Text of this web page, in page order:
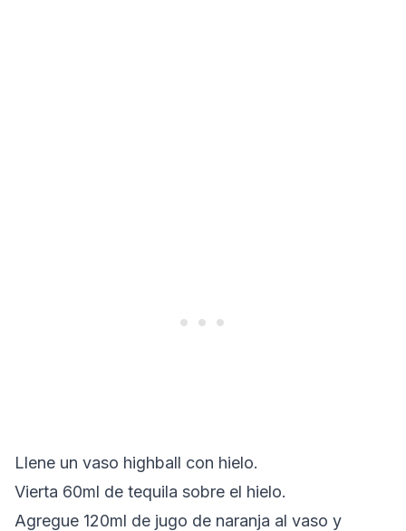
Llene un vaso highball con hielo.
Vierta 60ml de tequila sobre el hielo.
Agregue 120ml de jugo de naranja al vaso y